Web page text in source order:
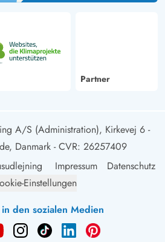
Partner
A/S (Administration), Kirkevej 6 -
Danmark - CVR: 26257409
Impressum
Datenschutz
Einstellungen
den sozialen Medien